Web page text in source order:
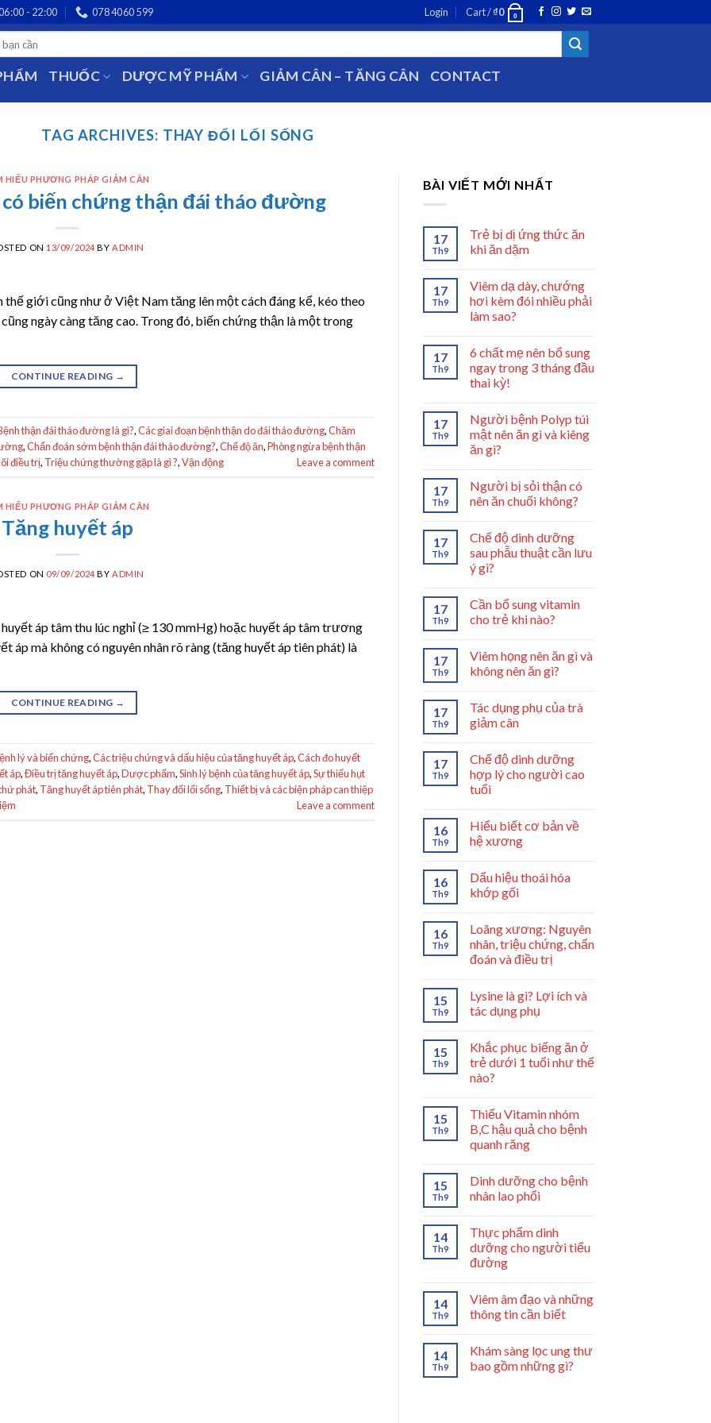
- 22:00 078 4060 599 Login Cart /₫0 0
THUỐC DƯỢC MỸ PHẨM GIẢM CÂN – TĂNG CÂN CONTACT
TAG ARCHIVES: THAY ĐỔI LỐI SỐNG
HIỂU PHƯƠNG PHÁP GIẢM CÂN
có biến chứng thận đái tháo đường
ON 13/09/2024 BYADMIN
giới cũng như ở Việt Nam tăng lên một cách đáng kể, kéo theo
ngày càng tăng cao. Trong đó, biến chứng thận là một trong
CONTINUE READING →
thận đái tháo đường là gì?,Các giai đoạn bệnh thận do đái tháo đường,Chăm
,Chẩn đoán sớm bệnh thận đái tháo đường?,Chế độ ăn,Phòng ngừa bệnh thận
điều trị, Triệu chứng thường gặp là gì ?,Vận động Leave a comment
HIỂU PHƯƠNG PHÁP GIẢM CÂN
Tăng huyết áp
ON 09/09/2024 BYADMIN
áp tâm thu lúc nghỉ (≥ 130 mmHg) hoặc huyết áp tâm trương
áp mà không có nguyên nhân rõ ràng (tăng huyết áp tiên phát) là
CONTINUE READING →
lý và biến chứng,Các triệu chứng và dấu hiệu của tăng huyết áp,Cách đo huyết
áp,Điều trị tăng huyết áp,Dược phẩm,Sinh lý bệnh của tăng huyết áp,Sự thiếu hụt
phát, Tăng huyết áp tiên phát, Thay đổi lối sống, Thiết bị và các biện pháp can thiệp
Leave a comment
BÀI VIẾT MỚI NHẤT
17
Th9
Trẻ bị dị ứng thức ăn
khi ăn dặm
17
Th9
Viêm dạ dày, chướng
hơi kèm đói nhiều phải
làm sao?
17
Th9
6 chất mẹ nên bổ sung
ngay trong 3 tháng đầu
thai kỳ!
17
Th9
Người bệnh Polyp túi
mật nên ăn gì và kiêng
ăn gì?
17
Th9
Người bị sỏi thận có
nên ăn chuối không?
17
Th9
Chế độ dinh dưỡng
sau phẫu thuật cần lưu
ý gì?
17
Th9
Cần bổ sung vitamin
cho trẻ khi nào?
17
Th9
Viêm họng nên ăn gì và
không nên ăn gì?
17
Th9
Tác dụng phụ của trà
giảm cân
17
Th9
Chế độ dinh dưỡng
hợp lý cho người cao
tuổi
16
Th9
Hiểu biết cơ bản về
hệ xương
16
Th9
Dấu hiệu thoái hóa
khớp gối
16
Th9
Loãng xương: Nguyên
nhân, triệu chứng, chẩn
đoán và điều trị
15
Th9
Lysine là gì? Lợi ích và
tác dụng phụ
15
Th9
Khắc phục biếng ăn ở
trẻ dưới 1 tuổi như thế
nào?
15
Th9
Thiếu Vitamin nhóm
B,C hậu quả cho bệnh
quanh răng
15
Th9
Dinh dưỡng cho bệnh
nhân lao phổi
14
Th9
Thực phẩm dinh
dưỡng cho người tiểu
đường
14
Th9
Viêm âm đạo và những
thông tin cần biết
14
Th9
Khám sàng lọc ung thư
bao gồm những gì?